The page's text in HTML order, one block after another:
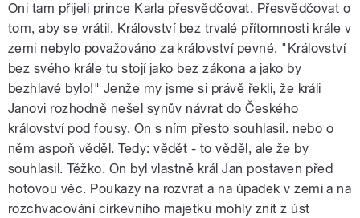
Oni tam přijeli prince Karla přesvědčovat. Přesvědčovat o
tom, aby se vrátil. Království bez trvalé přítomnosti krále v
zemi nebylo považováno za království pevné. "Království
bez svého krále tu stojí jako bez zákona a jako by
bezhlavé bylo!" Jenže my jsme si právě řekli, že králi
Janovi rozhodně nešel synův návrat do Českého
království pod fousy. On s ním přesto souhlasil. nebo o
něm aspoň věděl. Tedy: vědět - to věděl, ale že by
souhlasil. Těžko. On byl vlastně král Jan postaven před
hotovou věc. Poukazy na rozvrat a na úpadek v zemi a na
rozchvacování církevního majetku mohly znít z úst